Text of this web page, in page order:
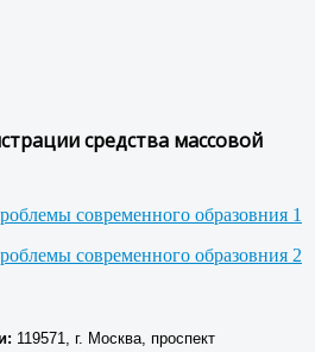
средства массовой
: 119571, г. Москва, проспект